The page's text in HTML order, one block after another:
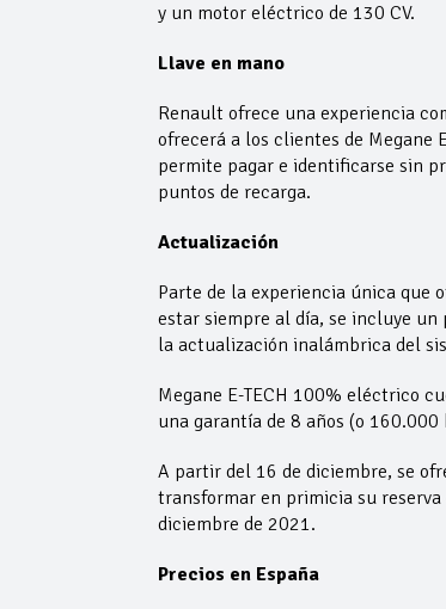
y un motor eléctrico de 130 CV.
Llave en mano
Renault ofrece una experiencia
ofrecerá a los clientes de Megane
permite pagar e identificarse sin
puntos de recarga.
Actualización
Parte de la experiencia única que
estar siempre al día, se incluye
la actualización inalámbrica del
Megane E-TECH 100% eléctrico
una garantía de 8 años (o
A partir del 16 de diciembre, se
transformar en primicia su
diciembre de 2021.
Precios en España